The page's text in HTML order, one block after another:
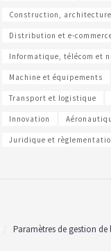
Construction,
Distribution et e-
Informatique, télécom et
Machine et équipements
Transport et logistique
Innovation
Juridique et
Paramètres de gestion